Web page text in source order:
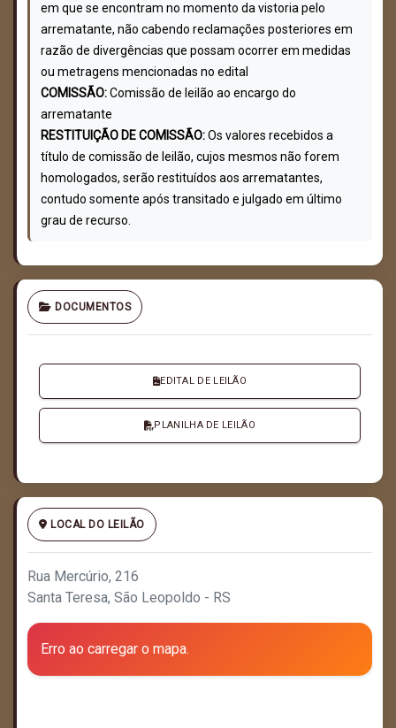
em que se encontram no momento da vistoria pelo
arrematante, não cabendo reclamações posteriores em
razão de divergências que possam ocorrer em medidas
ou metragens mencionadas no edital
COMISSÃO:Comissão de leilão ao encargo do
arrematante
RESTITUIÇÃO DE COMISSÃO:Os valores recebidos a
título de comissão de leilão, cujos mesmos não forem
homologados, serão restituídos aos arrematantes,
contudo somente após transitado e julgado em último
grau de recurso.
DOCUMENTOS
EDITAL DE LEILÃO
PLANILHA DE LEILÃO
LOCAL DO LEILÃO
Rua Mercúrio, 216
Santa Teresa, São Leopoldo - RS
Erro ao carregar o mapa.